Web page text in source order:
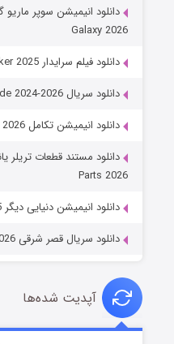
Galaxy 2026
دانلود فیلم سرایدار The Caretaker 2025
دانلود سریال One Hundred Years of Solitude 2024-2026
دانلود انیمیشن تکامل Evolution 2026
Parts 2026
دانلود انیمیشن دنیایی دیگر Another World 2025
دانلود سریال قصر شرقی The East Palace 2026
آپدیت شده‌ها